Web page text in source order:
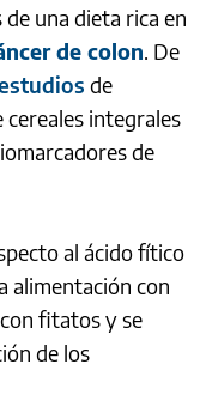
una dieta rica en
de colon. De
de
cereales integrales
de
al ácido fítico
alimentación con
fitatos y se
de los